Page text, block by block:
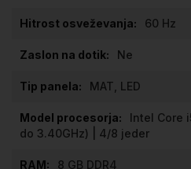
60 Hz
Ne
MAT, LED
Intel Core
do 3.40GHz) | 4/8 jeder
8 GB DDR4